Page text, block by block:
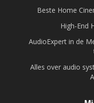
Beste Home
High-End
AudioExpert in de
Alles over audio